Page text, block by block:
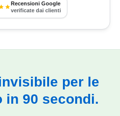
Recensioni Google
verificate dai clienti
per le
in 90 secondi.